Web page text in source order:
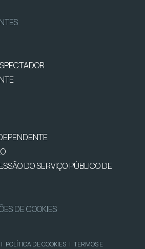
DO SERVIÇO PÚBLICO DE
DE COOKIES
| POLÍTICA DE COOKIES | TERMOS E